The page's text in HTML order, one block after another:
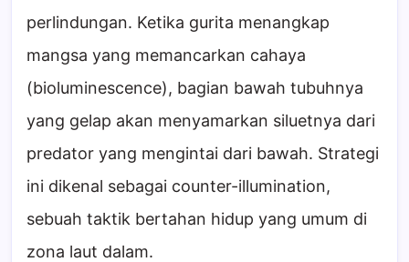
perlindungan. Ketika gurita menangkap
mangsa yang memancarkan cahaya
(bioluminescence), bagian bawah tubuhnya
yang gelap akan menyamarkan siluetnya dari
predator yang mengintai dari bawah. Strategi
ini dikenal sebagai counter-illumination,
sebuah taktik bertahan hidup yang umum di
zona laut dalam.